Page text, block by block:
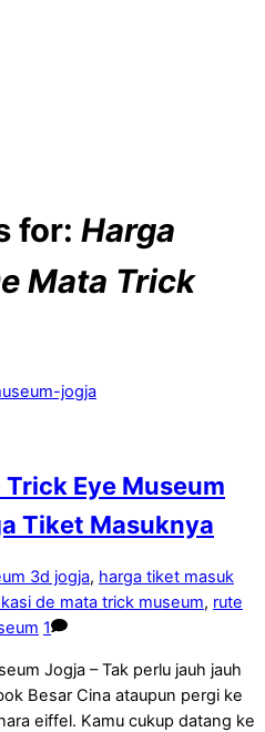
for: Harga
Mata Trick
Eye Museum
Tiket Masuknya
3d jogja, harga tiket masuk
de mata trick museum, rute
1
Jogja – Tak perlu jauh jauh
Besar Cina ataupun pergi ke
eiffel. Kamu cukup datang ke